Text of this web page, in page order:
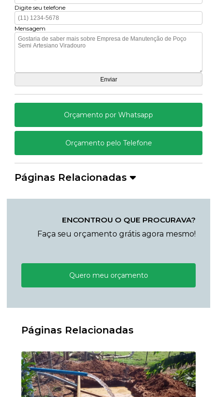
Digite seu telefone
Mensagem
Orçamento por Whatsapp
Orçamento pelo Telefone
Páginas Relacionadas
ENCONTROU O QUE PROCURAVA?
Faça seu orçamento grátis agora mesmo!
Quero meu orçamento
Páginas Relacionadas